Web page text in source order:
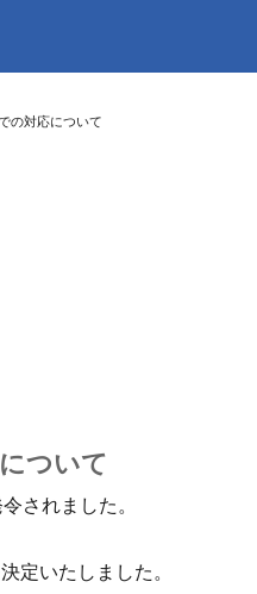
の対応について
ついて
されました。
定いたしました。